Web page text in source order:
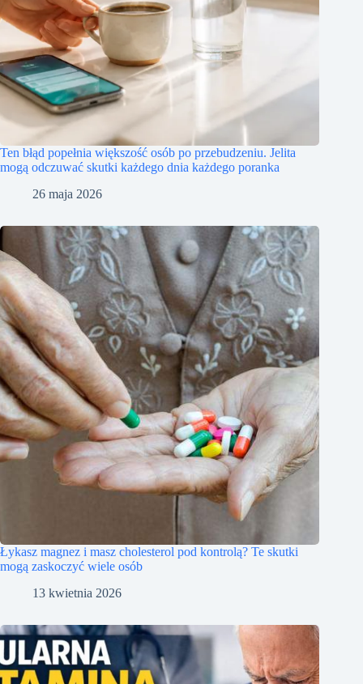
Ten błąd popełnia większość osób po przebudzeniu. Jelita
mogą odczuwać skutki każdego dnia każdego poranka
26 maja 2026
Łykasz magnez i masz cholesterol pod kontrolą? Te skutki
mogą zaskoczyć wiele osób
13 kwietnia 2026